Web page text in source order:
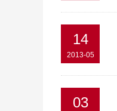
14
2013-05
03